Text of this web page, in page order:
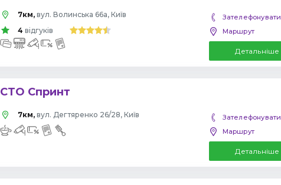
7км, вул. Волинська 66а, Київ
4 відгуків
Зателефонувати
Маршрут
Детальніше
СТО Спринт
7км, вул. Дегтяренко 26/28, Київ
Зателефонувати
Маршрут
Детальніше